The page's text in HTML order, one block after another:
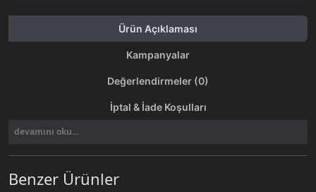
Ürün Açıklaması
Kampanyalar
Değerlendirmeler (0)
İptal & İade Koşulları
devamını oku...
Benzer Ürünler